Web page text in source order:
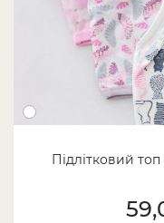
Підлітковий